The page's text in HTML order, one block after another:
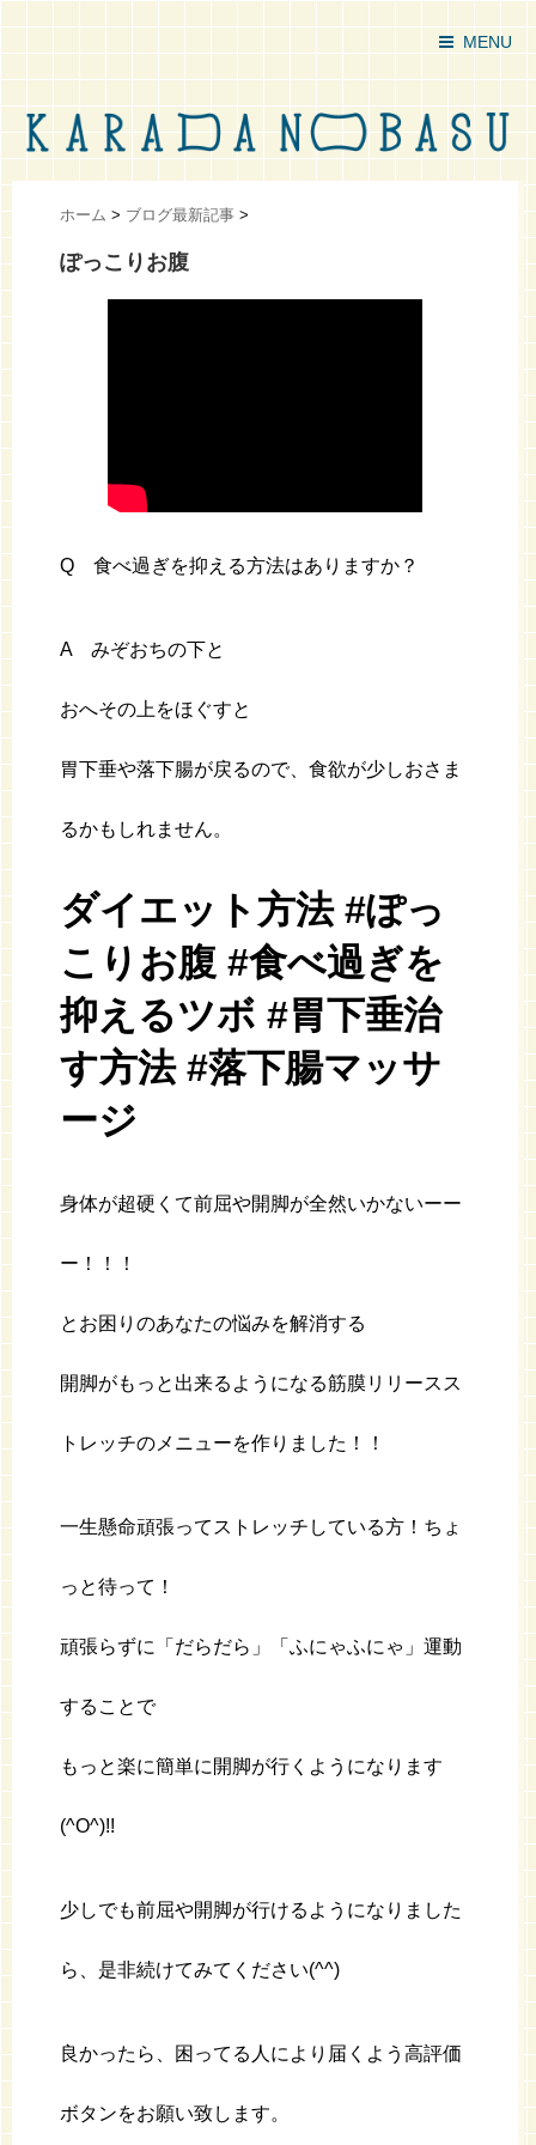
MENU
ホーム > ブログ最新記事 >
ぽっこりお腹
Q 食べ過ぎを抑える方法はありますか？
A みぞおちの下と
おへその上をほぐすと
胃下垂や落下腸が戻るので、食欲が少しおさま
るかもしれません。
ダイエット方法 #ぽっ
こりお腹 #食べ過ぎを
抑えるツボ #胃下垂治
す方法 #落下腸マッサ
ージ
身体が超硬くて前屈や開脚が全然いかないーー
ー！！！
とお困りのあなたの悩みを解消する
開脚がもっと出来るようになる筋膜リリースス
トレッチのメニューを作りました！！
一生懸命頑張ってストレッチしている方！ちょ
っと待って！
頑張らずに「だらだら」「ふにゃふにゃ」運動
することで
もっと楽に簡単に開脚が行くようになります
(^O^)!!
少しでも前屈や開脚が行けるようになりました
ら、是非続けてみてください(^^)
良かったら、困ってる人により届くよう高評価
ボタンをお願い致します。